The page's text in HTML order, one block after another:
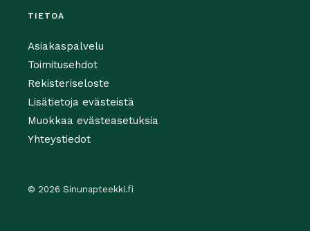
TIETOA
Asiakaspalvelu
Toimitusehdot
Rekisteriseloste
Lisätietoja evästeistä
Muokkaa evästeasetuksia
Yhteystiedot
© 2026 Sinunapteekki.fi